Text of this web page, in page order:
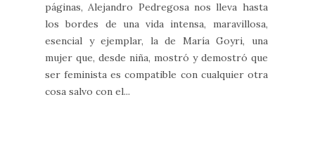
páginas, Alejandro Pedregosa nos lleva hasta
los bordes de una vida intensa, maravillosa,
esencial y ejemplar, la de María Goyri, una
mujer que, desde niña, mostró y demostró que
ser feminista es compatible con cualquier otra
cosa salvo con el...